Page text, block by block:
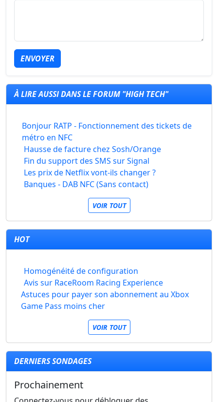
ENVOYER
À LIRE AUSSI DANS LE FORUM "HIGH TECH"
Bonjour RATP - Fonctionnement des tickets de
métro en NFC
Hausse de facture chez Sosh/Orange
Fin du support des SMS sur Signal
Les prix de Netflix vont-ils changer ?
Banques - DAB NFC (Sans contact)
VOIR TOUT
HOT
Homogénéité de configuration
Avis sur RaceRoom Racing Experience
Astuces pour payer son abonnement au Xbox
Game Pass moins cher
VOIR TOUT
DERNIERS SONDAGES
Prochainement